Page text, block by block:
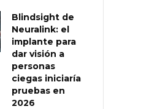
Blindsight de
Neuralink: el
implante para
dar visión a
personas
ciegas iniciaría
pruebas en
2026